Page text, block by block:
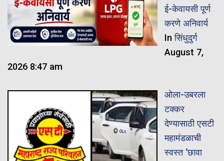
ई-केवायसी पूर्ण
करणे अनिवार्य
Inसिंधुदुर्ग
August 7,
2026 8:47 am
ओला-उबरला
टक्कर
देण्यासाठी एसटी
महामंडळाची
स्वस्त ‘छावा